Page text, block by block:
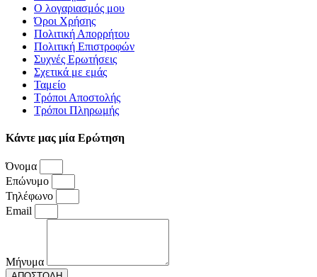
Ο λογαριασμός μου
Όροι Χρήσης
Πολιτική Απορρήτου
Πολιτική Επιστροφών
Συχνές Ερωτήσεις
Σχετικά με εμάς
Ταμείο
Τρόποι Αποστολής
Τρόποι Πληρωμής
Κάντε μας μία Ερώτηση
Όνομα
Επώνυμο
Τηλέφωνο
Email
Μήνυμα